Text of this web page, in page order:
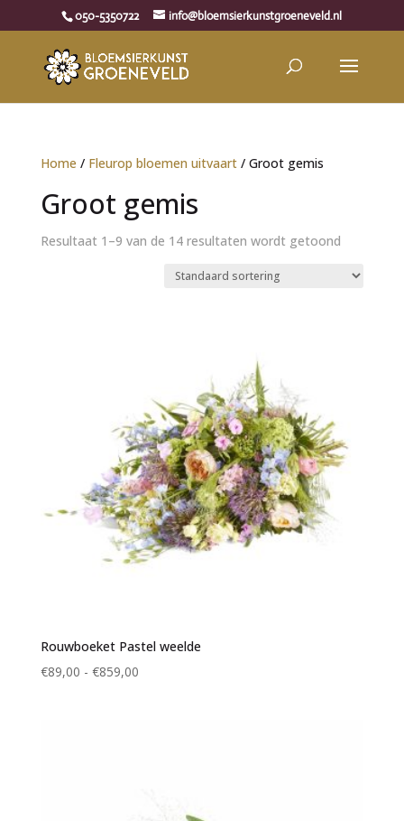
050-5350722 info@bloemsierkunstgroeneveld.nl
Home / Fleurop bloemen uitvaart/ Groot gemis
Groot gemis
Resultaat 1–9 van de 14 resultaten wordt getoond
Rouwboeket Pastel weelde
€89,00 - €859,00Prijsklasse: